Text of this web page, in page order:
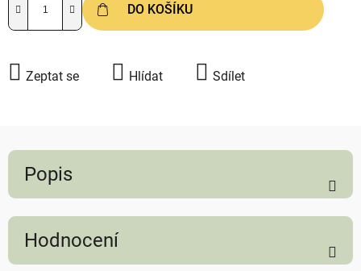
DO KOŠÍKU
Zeptat se Hlídat Sdílet
Popis
Hodnocení